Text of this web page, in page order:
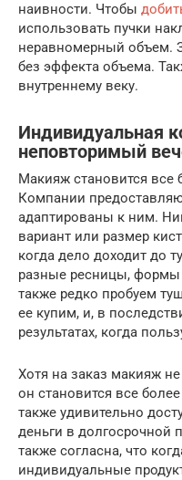
наивности. Чтобы
использовать пучки
неравномерный объем.
без эффекта объема.
внутреннему веку.
Индивидуальная
неповторимый
Макияж становится
Компании
адаптированы к ним.
вариант или размер
когда дело доходит до
разные ресницы,
также редко пробуем
ее купим, и, в
результатах, когда
Хотя на заказ макияж
он становится все
также удивительно
деньги в долгосрочной
также согласна, что
индивидуальные